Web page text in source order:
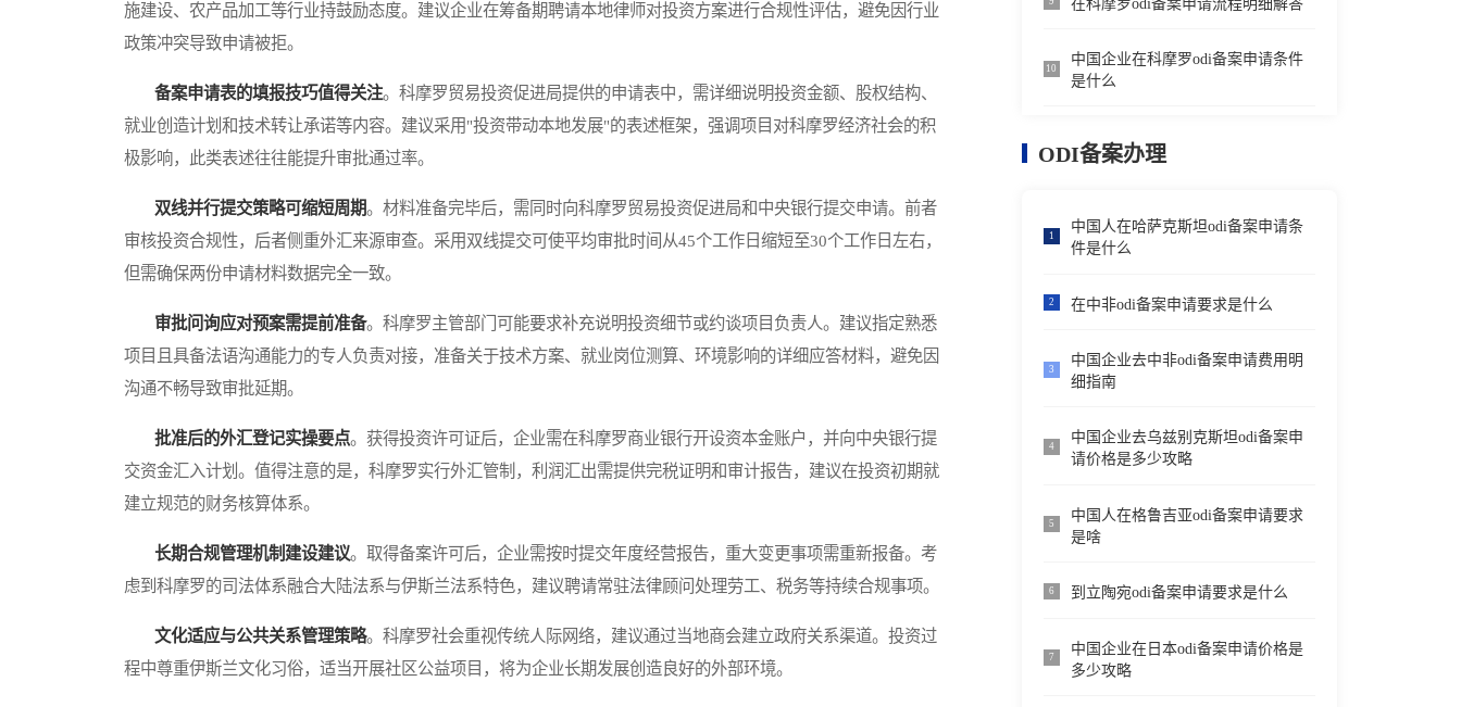
施建设、农产品加工等行业持鼓励态度。建议企业在筹备期聘请本地律师对投资方案进行合规性评估，避免因行业
政策冲突导致申请被拒。
备案申请表的填报技巧值得关注。科摩罗贸易投资促进局提供的申请表中，需详细说明投资金额、股权结构、
就业创造计划和技术转让承诺等内容。建议采用"投资带动本地发展"的表述框架，强调项目对科摩罗经济社会的积
极影响，此类表述往往能提升审批通过率。
双线并行提交策略可缩短周期。材料准备完毕后，需同时向科摩罗贸易投资促进局和中央银行提交申请。前者
审核投资合规性，后者侧重外汇来源审查。采用双线提交可使平均审批时间从45个工作日缩短至30个工作日左右，
但需确保两份申请材料数据完全一致。
审批问询应对预案需提前准备。科摩罗主管部门可能要求补充说明投资细节或约谈项目负责人。建议指定熟悉
项目且具备法语沟通能力的专人负责对接，准备关于技术方案、就业岗位测算、环境影响的详细应答材料，避免因
沟通不畅导致审批延期。
批准后的外汇登记实操要点。获得投资许可证后，企业需在科摩罗商业银行开设资本金账户，并向中央银行提
交资金汇入计划。值得注意的是，科摩罗实行外汇管制，利润汇出需提供完税证明和审计报告，建议在投资初期就
建立规范的财务核算体系。
长期合规管理机制建设建议。取得备案许可后，企业需按时提交年度经营报告，重大变更事项需重新报备。考
虑到科摩罗的司法体系融合大陆法系与伊斯兰法系特色，建议聘请常驻法律顾问处理劳工、税务等持续合规事项。
文化适应与公共关系管理策略。科摩罗社会重视传统人际网络，建议通过当地商会建立政府关系渠道。投资过
程中尊重伊斯兰文化习俗，适当开展社区公益项目，将为企业长期发展创造良好的外部环境。
在科摩罗odi备案申请流程明细解答
10
中国企业在科摩罗odi备案申请条件
是什么
ODI备案办理
1
中国人在哈萨克斯坦odi备案申请条
件是什么
2 在中非odi备案申请要求是什么
3
中国企业去中非odi备案申请费用明
细指南
4
中国企业去乌兹别克斯坦odi备案申
请价格是多少攻略
5
中国人在格鲁吉亚odi备案申请要求
是啥
6 到立陶宛odi备案申请要求是什么
7
中国企业在日本odi备案申请价格是
多少攻略